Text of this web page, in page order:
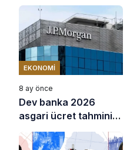
EKONOMI
8 ay önce
Dev banka 2026
asgari ücret tahminini
açıkladı